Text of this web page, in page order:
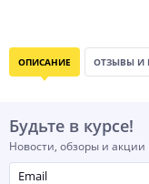
ОПИСАНИЕ ОТЗЫВЫ И
Будьте в курсе!
Новости, обзоры и акции